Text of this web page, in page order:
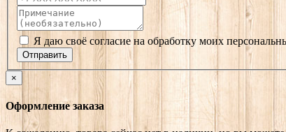
Я даю своё согласие на обработку моих
Отправить
×
Оформление заказа